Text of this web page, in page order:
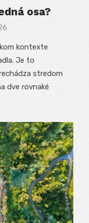
osa?
kontexte
Je to
stredom
dve rovnaké